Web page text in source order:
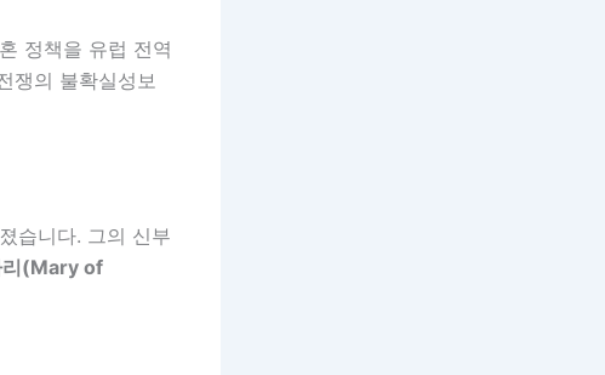
정책을 유럽 전역
쟁의 불확실성보
습니다. 그의 신부
리(Mary of